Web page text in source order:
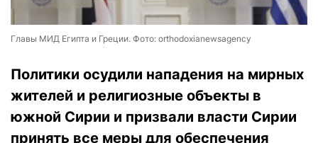
Главы МИД Египта и Греции. Фото: orthodoxianewsagency
Политики осудили нападения на мирных
жителей и религиозные объекты в
южной Сирии и призвали власти Сирии
принять все меры для обеспечения